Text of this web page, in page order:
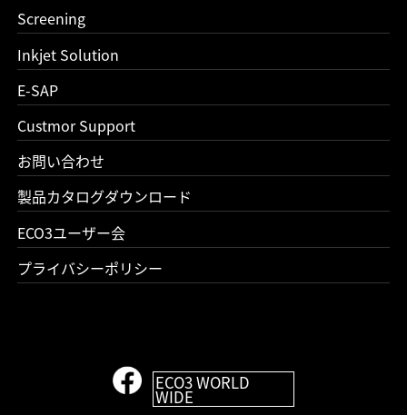
Screening
Inkjet Solution
E-SAP
Custmor Support
お問い合わせ
製品カタログダウンロード
ECO3ユーザー会
プライバシーポリシー
ECO3 WORLD
WIDE